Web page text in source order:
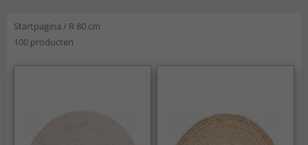
Startpagina / R 80 cm
100 producten